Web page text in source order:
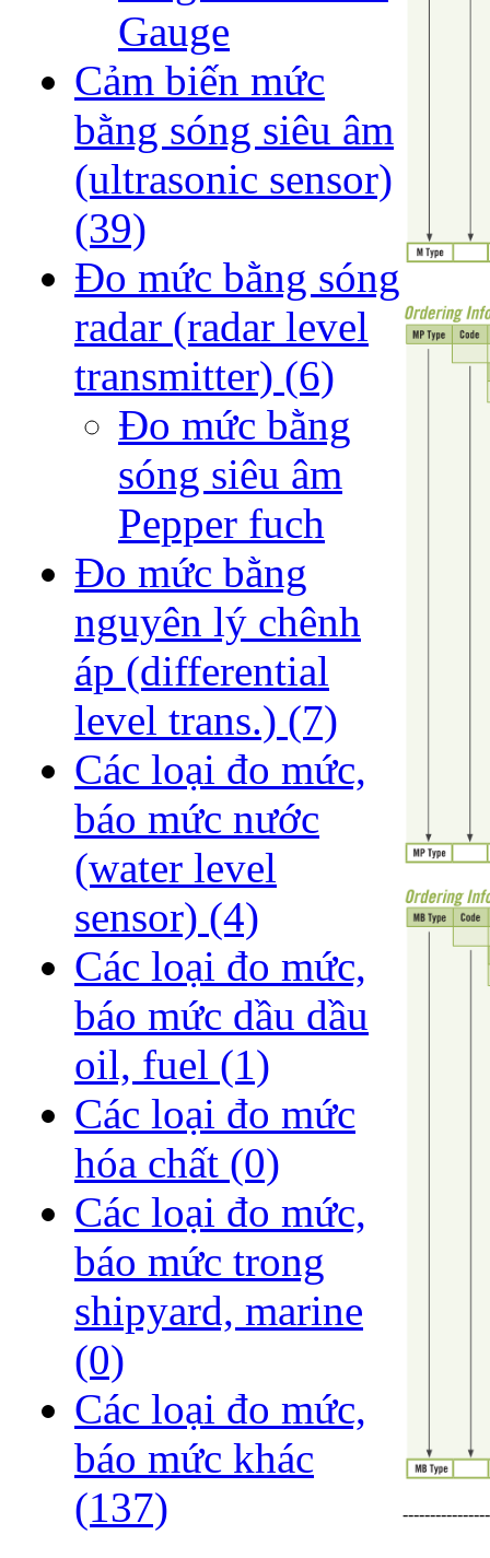
Gauge
Cảm biến mức
bằng sóng siêu âm
(ultrasonic sensor)
(39)
Đo mức bằng sóng
radar (radar level
transmitter) (6)
Đo mức bằng
sóng siêu âm
Pepper fuch
Đo mức bằng
nguyên lý chênh
áp (differential
level trans.) (7)
Các loại đo mức,
báo mức nước
(water level
sensor) (4)
Các loại đo mức,
báo mức dầu dầu
oil, fuel (1)
Các loại đo mức
hóa chất (0)
Các loại đo mức,
báo mức trong
shipyard, marine
(0)
Các loại đo mức,
báo mức khác
(137)